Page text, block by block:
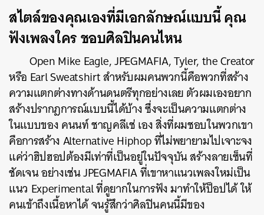
สไตล์ของคุณเองที่มีเอกลักษณ์แบบนี้ คุณ
ฟังเพลงใคร ชอบศิลปินคนไหน
Open Mike Eagle, JPEGMAFIA, Tyler, the Creator
หรือ Earl Sweatshirt สำหรับผมคนพวกนี้คือพวกที่สร้าง
ความแตกต่างทางด้านดนตรีทุกอย่างเลย ตัวผมเองอยาก
สร้างปรากฎการณ์แบบนี้ได้บ้าง ซึ่งจะเป็นความแตกต่าง
ในแบบของ คนนท์ ชาญคลีเช่ เอง สิ่งที่ผมชอบในพวกเขา
คือการสร้าง Alternative Hiphop ที่ไม่พยายามไปเจาะจง
แค่ว่าฮิปฮอปต้องมีเท่าที่เป็นอยู่ในปัจจุบัน สร้างลายเซ็นที่
ชัดเจน อย่างเช่น JPEGMAFIAที่เขาหาแนวเพลงใหม่เป็น
แนว Experimental ที่ดูยากในการฟัง มาทำให้ป็อปได้ ให้
คนเข้าถึงเนื้อหาได้ จนรู้สึกว่าศิลปินคนนี้มีของ
SHARE TWEET LINE EMAIL